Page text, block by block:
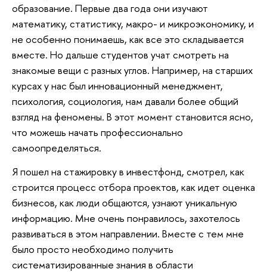
образование. Первые два года они изучают
математику, статистику, макро- и микроэкономику, и
не особенно понимаешь, как все это складывается
вместе. Но дальше студентов учат смотреть на
знакомые вещи с разных углов. Например, на старших
курсах у нас был инновационный менеджмент,
психология, социология, нам давали более общий
взгляд на феномены. В этот момент становится ясно,
что можешь начать профессионально
самоопределяться.
Я пошел на стажировку в инвестфонд, смотрел, как
строится процесс отбора проектов, как идет оценка
бизнесов, как люди общаются, узнают уникальную
информацию. Мне очень понравилось, захотелось
развиваться в этом направлении. Вместе с тем мне
было просто необходимо получить
систематизированные знания в области